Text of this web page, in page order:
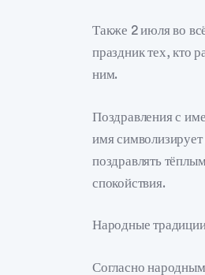
Также 2 июля во
праздник тех, кто
ним.
Поздравления с
имя
поздравлять
спокойствия.
Народные
Согласно